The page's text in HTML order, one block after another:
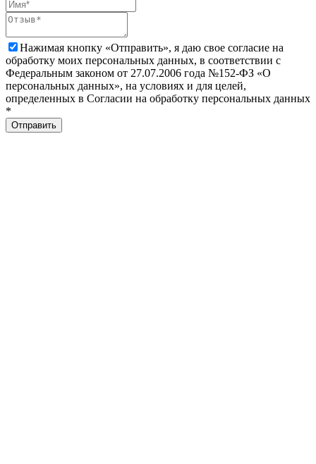
Нажимая кнопку «Отправить», я даю свое согласие на
обработку моих персональных данных, в соответствии с
Федеральным законом от 27.07.2006 года №152-ФЗ «О
персональных данных», на условиях и для целей,
определенных в Согласии на обработку персональных данных
*
Отправить